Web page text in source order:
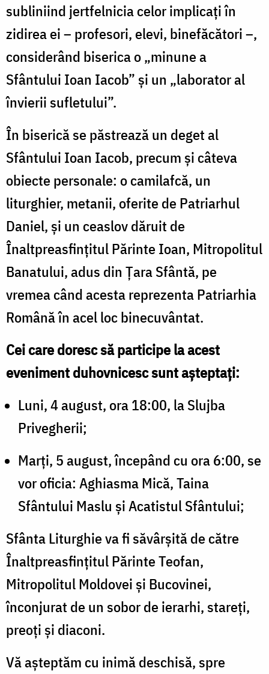
subliniind jertfelnicia celor implicați în
zidirea ei – profesori, elevi, binefăcători –,
considerând biserica o „minune a
Sfântului Ioan Iacob” și un „laborator al
învierii sufletului”.
În biserică se păstrează un deget al
Sfântului Ioan Iacob, precum și câteva
obiecte personale: o camilafcă, un
liturghier, metanii, oferite de Patriarhul
Daniel, și un ceaslov dăruit de
Înaltpreasfințitul Părinte Ioan, Mitropolitul
Banatului, adus din Țara Sfântă, pe
vremea când acesta reprezenta Patriarhia
Română în acel loc binecuvântat.
Cei care doresc să participe la acest
eveniment duhovnicesc sunt așteptați:
Luni, 4 august, ora 18:00, la Slujba
Privegherii;
Marți, 5 august, începând cu ora 6:00, se
vor oficia: Aghiasma Mică, Taina
Sfântului Maslu și Acatistul Sfântului;
Sfânta Liturghie va fi săvârșită de către
Înaltpreasfințitul Părinte Teofan,
Mitropolitul Moldovei și Bucovinei,
înconjurat de un sobor de ierarhi, stareți,
preoți și diaconi.
Vă așteptăm cu inimă deschisă, spre